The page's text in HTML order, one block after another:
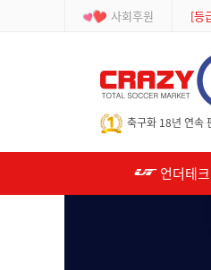
사회후원 [등
축구화 18년 연속
언더테크